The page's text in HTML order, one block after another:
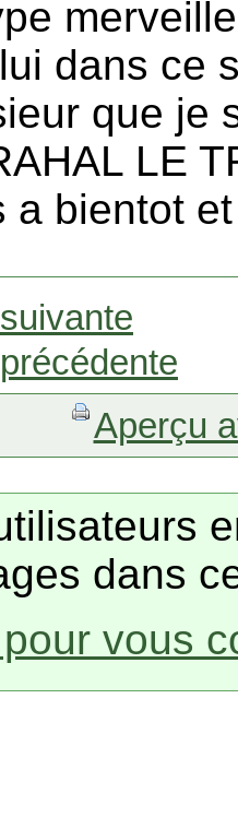
dans ce
que je
LE
a bientot
Aperçu
dans
vous